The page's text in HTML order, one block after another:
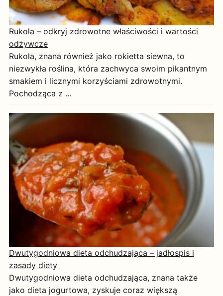
Rukola – odkryj zdrowotne właściwości i wartości
odżywcze
Rukola, znana również jako rokietta siewna, to
niezwykła roślina, która zachwyca swoim pikantnym
smakiem i licznymi korzyściami zdrowotnymi.
Pochodząca z …
Dwutygodniowa dieta odchudzająca – jadłospis i
zasady diety
Dwutygodniowa dieta odchudzająca, znana także
jako dieta jogurtowa, zyskuje coraz większą